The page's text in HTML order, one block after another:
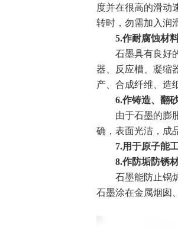
度并在很高的滑动
转时，勿需加入润
5.作耐腐蚀材
石墨具有良好的
器、反应槽、凝缩
产、合成纤维、造
6.作铸造、翻砂
由于石墨的膨胀
确，表面光洁，成
7.用于原子能工
8.作防垢防锈
石墨能防止锅炉
石墨涂在金属烟囱